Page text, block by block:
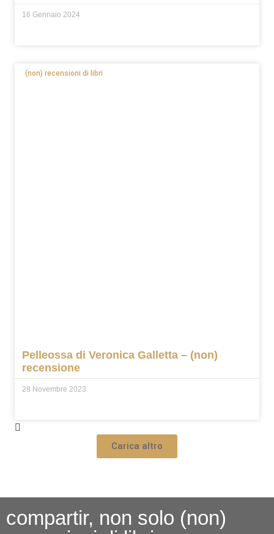
16 Gennaio 2024
(non) recensioni di libri
Pelleossa di Veronica Galletta – (non)
recensione
28 Novembre 2023
Carica altro
compartir, non solo (non)